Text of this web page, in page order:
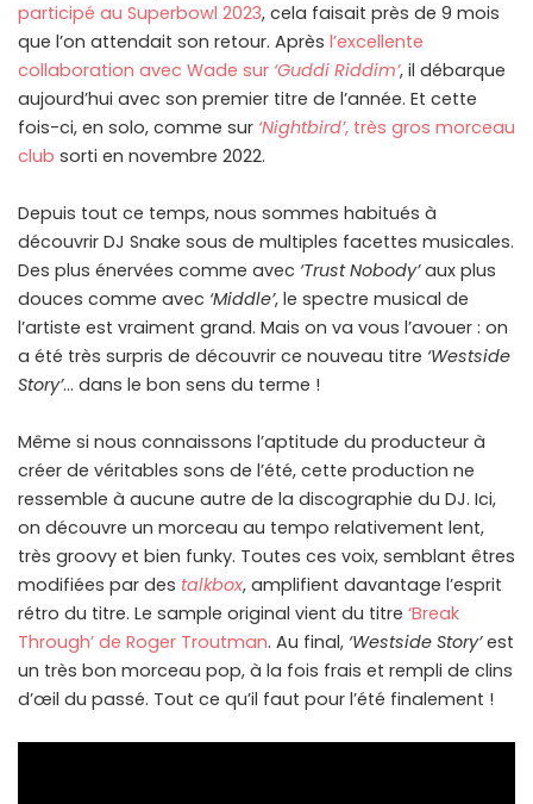
participé au Superbowl 2023, cela faisait près de 9 mois
que l’on attendait son retour. Après l’excellente
collaboration avec Wade sur ‘Guddi Riddim’, il débarque
aujourd’hui avec son premier titre de l’année. Et cette
fois-ci, en solo, comme sur ‘Nightbird’, très gros morceau
club sorti en novembre 2022.
Depuis tout ce temps, nous sommes habitués à
découvrir DJ Snake sous de multiples facettes musicales.
Des plus énervées comme avec ‘Trust Nobody’aux plus
douces comme avec ‘Middle’, le spectre musical de
l’artiste est vraiment grand. Mais on va vous l’avouer : on
a été très surpris de découvrir ce nouveau titre ‘Westside
Story’… dans le bon sens du terme !
Même si nous connaissons l’aptitude du producteur à
créer de véritables sons de l’été, cette production ne
ressemble à aucune autre de la discographie du DJ. Ici,
on découvre un morceau au tempo relativement lent,
très groovy et bien funky. Toutes ces voix, semblant êtres
modifiées par des talkbox, amplifient davantage l’esprit
rétro du titre. Le sample original vient du titre ‘Break
Through’ de Roger Troutman. Au final, ‘Westside Story’est
un très bon morceau pop, à la fois frais et rempli de clins
d’œil du passé. Tout ce qu’il faut pour l’été finalement !